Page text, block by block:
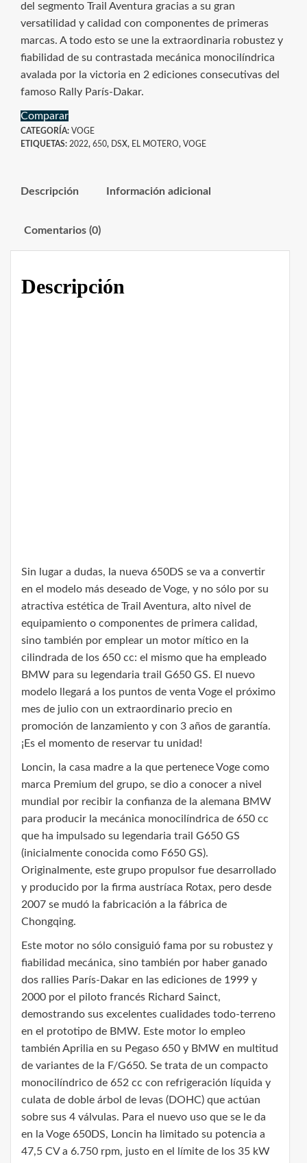
del segmento Trail Aventura gracias a su gran
versatilidad y calidad con componentes de primeras
marcas. A todo esto se une la extraordinaria robustez y
fiabilidad de su contrastada mecánica monocilíndrica
avalada por la victoria en 2 ediciones consecutivas del
famoso Rally París-Dakar.
Comparar
CATEGORÍA: VOGE
ETIQUETAS: 2022, 650, DSX, EL MOTERO, VOGE
Descripción Información adicional
Comentarios (0)
Descripción
Sin lugar a dudas, la nueva 650DS se va a convertir
en el modelo más deseado de Voge, y no sólo por su
atractiva estética de Trail Aventura, alto nivel de
equipamiento o componentes de primera calidad,
sino también por emplear un motor mítico en la
cilindrada de los 650 cc: el mismo que ha empleado
BMW para su legendaria trail G650 GS. El nuevo
modelo llegará a los puntos de venta Voge el próximo
mes de julio con un extraordinario precio en
promoción de lanzamiento y con 3 años de garantía.
¡Es el momento de reservar tu unidad!
Loncin, la casa madre a la que pertenece Voge como
marca Premium del grupo, se dio a conocer a nivel
mundial por recibir la confianza de la alemana BMW
para producir la mecánica monocilíndrica de 650 cc
que ha impulsado su legendaria trail G650 GS
(inicialmente conocida como F650 GS).
Originalmente, este grupo propulsor fue desarrollado
y producido por la firma austríaca Rotax, pero desde
2007 se mudó la fabricación a la fábrica de
Chongqing.
Este motor no sólo consiguió fama por su robustez y
fiabilidad mecánica, sino también por haber ganado
dos rallies París-Dakar en las ediciones de 1999 y
2000 por el piloto francés Richard Sainct,
demostrando sus excelentes cualidades todo-terreno
en el prototipo de BMW. Este motor lo empleo
también Aprilia en su Pegaso 650 y BMW en multitud
de variantes de la F/G650. Se trata de un compacto
monocilíndrico de 652 cc con refrigeración líquida y
culata de doble árbol de levas (DOHC) que actúan
sobre sus 4 válvulas. Para el nuevo uso que se le da
en la Voge 650DS, Loncin ha limitado su potencia a
47,5 CV a 6.750 rpm, justo en el límite de los 35 kW